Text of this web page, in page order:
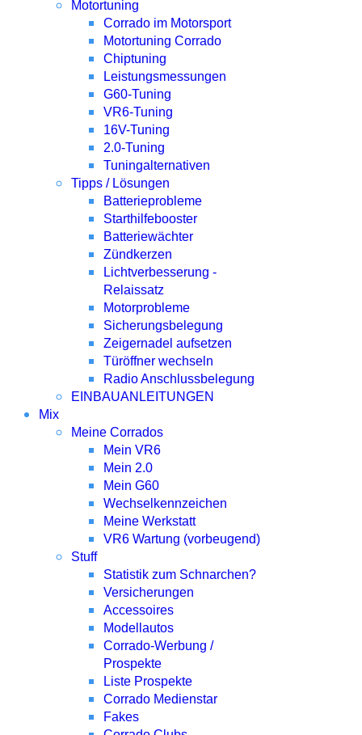
Motortuning
Corrado im Motorsport
Motortuning Corrado
Chiptuning
Leistungsmessungen
G60-Tuning
VR6-Tuning
16V-Tuning
2.0-Tuning
Tuningalternativen
Tipps / Lösungen
Batterieprobleme
Starthilfebooster
Batteriewächter
Zündkerzen
Lichtverbesserung -
Relaissatz
Motorprobleme
Sicherungsbelegung
Zeigernadel aufsetzen
Türöffner wechseln
Radio Anschlussbelegung
EINBAUANLEITUNGEN
Mix
Meine Corrados
Mein VR6
Mein 2.0
Mein G60
Wechselkennzeichen
Meine Werkstatt
VR6 Wartung (vorbeugend)
Stuff
Statistik zum Schnarchen?
Versicherungen
Accessoires
Modellautos
Corrado-Werbung /
Prospekte
Liste Prospekte
Corrado Medienstar
Fakes